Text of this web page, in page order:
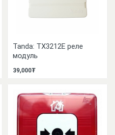
Tanda: TX3212E реле
модуль
39,000₮